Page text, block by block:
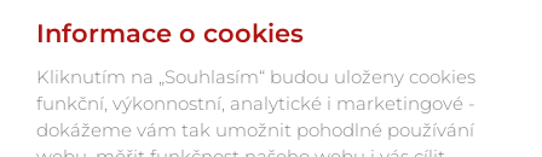
na plovoucím pontonu,
obklopeném diváky na pramicích
Informace o cookies
Kliknutím na „Souhlasím“ budou uloženy cookies
funkční, výkonnostní, analytické i marketingové -
dokážeme vám tak umožnit pohodlné používání